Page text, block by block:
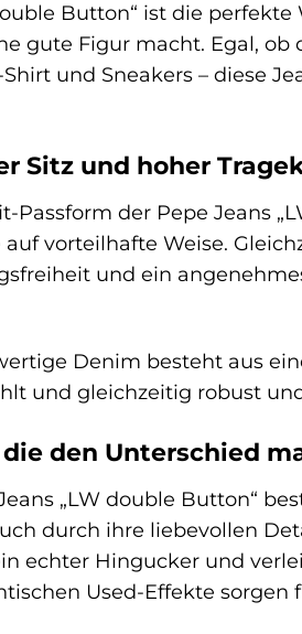
Button“ ist die
gute Figur macht. Egal,
Shirt und Sneakers – diese
Sitz und hoher
Passform der Pepe Jeans
auf vorteilhafte Weise.
und ein
Denim besteht aus
und gleichzeitig robust
den Unterschied
„LW double Button“
durch ihre liebevollen
echter Hingucker und
Used-Effekte sorgen